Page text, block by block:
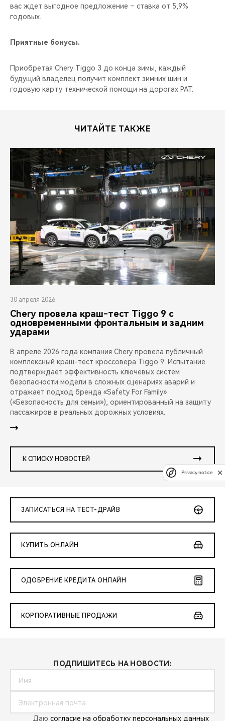
вас ждет выгодное предложение – ставка от 5,9%
годовых.
Приятные бонусы.
Приобретая Chery Tiggo 3 до конца зимы, каждый
будущий владелец получит комплект зимних шин и
годовую карту технической помощи на дорогах РАТ.
ЧИТАЙТЕ ТАКЖЕ
30 апреля 2026
Chery провела краш-тест Tiggo 9 с
одновременными фронтальным и задним
ударами
В апреле 2026 года компания Chery провела публичный
комплексный краш-тест кроссовера Tiggo 9. Испытание
подтверждает эффективность ключевых систем
безопасности модели в сложных сценариях аварий и
отражает подход бренда «Safety For Family»
(«Безопасность для семьи»), ориентированный на защиту
пассажиров в реальных дорожных условиях.
К СПИСКУ НОВОСТЕЙ
ЗАПИСАТЬСЯ НА ТЕСТ-ДРАЙВ
КУПИТЬ ОНЛАЙН
ОДОБРЕНИЕ КРЕДИТА ОНЛАЙН
КОРПОРАТИВНЫЕ ПРОДАЖИ
ПОДПИШИТЕСЬ НА НОВОСТИ:
Даю согласие на обработку персональных данных
Privacy notice